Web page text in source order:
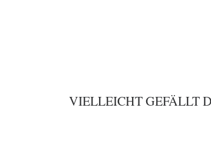
VIELLEICHT GEFÄLLT